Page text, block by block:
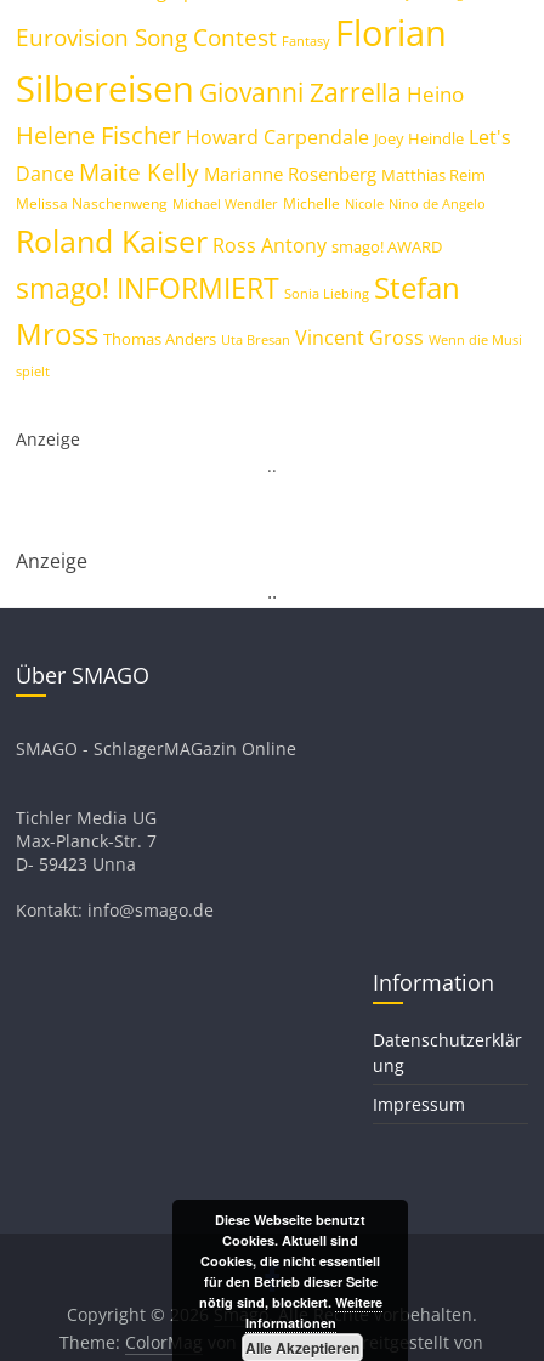
Eurovision Song Contest Fantasy Florian
Silbereisen Giovanni Zarrella Heino
Helene Fischer Howard Carpendale Joey Heindle Let's
Dance Maite Kelly Marianne Rosenberg Matthias Reim
Melissa Naschenweng Michael Wendler Michelle Nicole Nino de Angelo
Roland Kaiser Ross Antony smago! AWARD
smago! INFORMIERT Sonia Liebing Stefan
Mross Thomas Anders Uta Bresan Vincent Gross Wenn die Musi
spielt
Anzeige
..
Anzeige
..
Über SMAGO
SMAGO - SchlagerMAGazin Online
Tichler Media UG
Max-Planck-Str. 7
D- 59423 Unna
Kontakt: info@smago.de
Information
Datenschutzerklär
ung
Impressum
Copyright © 2026Smago. Alle Rechte vorbehalten.
Theme: ColorMag
von ThemeGrill. Bereitgestellt von
Diese Webseite benutzt
Cookies. Aktuell sind
Cookies, die nicht essentiell
für den Betrieb dieser Seite
nötig sind, blockiert. Weitere
Informationen
Alle Akzeptieren